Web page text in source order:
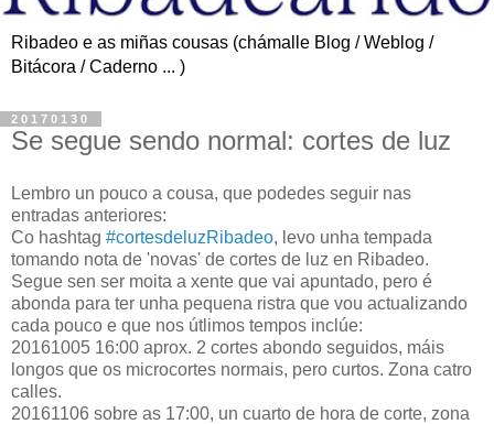
Ribadeo e as miñas cousas (chámalle Blog / Weblog /
Bitácora / Caderno ... )
20170130
Se segue sendo normal: cortes de luz
Lembro un pouco a cousa, que podedes seguir nas
entradas anteriores:
Co hashtag #‎cortesdeluzRibadeo, levo unha tempada
tomando nota de 'novas' de cortes de luz en Ribadeo.
Segue sen ser moita a xente que vai apuntado, pero é
abonda para ter unha pequena ristra que vou actualizando
cada pouco e que nos útlimos tempos inclúe:
20161005 16:00 aprox. 2 cortes abondo seguidos, máis
longos que os microcortes normais, pero curtos. Zona catro
calles.
20161106 sobre as 17:00, un cuarto de hora de corte, zona